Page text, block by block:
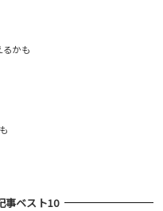
るかも
事ベスト10